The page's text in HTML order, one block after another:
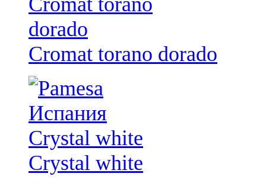
Cromat torano dorado
Crystal white